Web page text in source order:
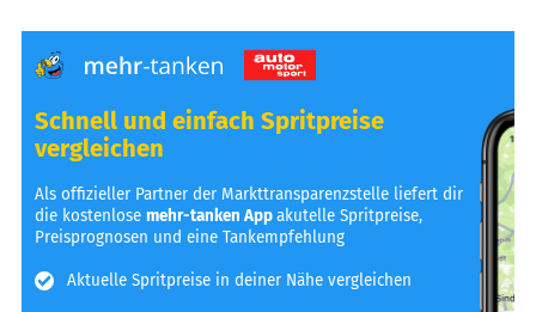
Schnell und einfach Spritpreise
vergleichen
Als offizieller Partner der Markttransparenzstelle liefert dir
die kostenlosemehr-tanken Appakutelle Spritpreise,
Preisprognosen und eine Tankempfehlung
Aktuelle Spritpreise in deiner Nähe vergleichen